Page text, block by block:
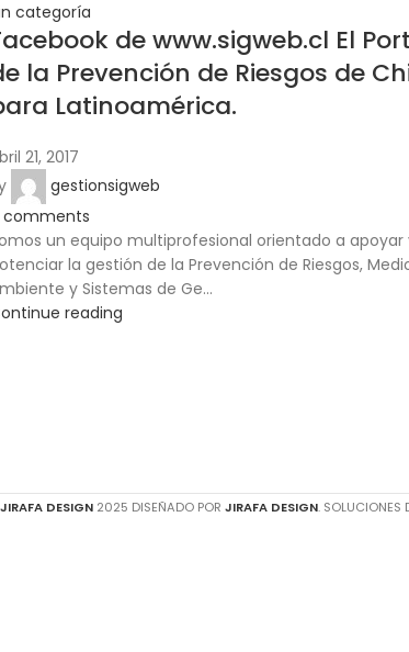
categoría
de www.sigweb.cl El
la Prevención de Riesgos de
Latinoamérica.
21, 2017
gestionsigweb
comments
un equipo multiprofesional orientado a apoyar
la gestión de la Prevención de Riesgos,
y Sistemas de Ge...
reading
JIRAFA DESIGN 2025 DISEÑADO POR JIRAFA DESIGN. SOLUCIONES